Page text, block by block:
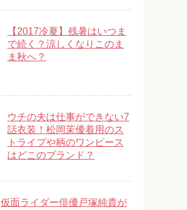
【2017冷夏】残暑はいつま
で続く？涼しくなりこのま
ま秋へ？
ウチの夫は仕事ができない7
話衣装！松岡茉優着用のス
トライプや柄のワンピース
はどこのブランド？
仮面ライダー俳優戸塚純貴が